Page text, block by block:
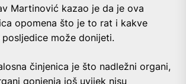
Martinović kazao je da je ova
opomena što je to rat i kakve
posljedice može donijeti.
činjenica je što nadležni organi,
gonjenja još uvijek nisu